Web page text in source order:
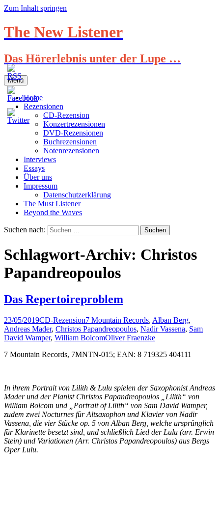
Zum Inhalt springen
The New Listener
Das Hörerlebnis unter der Lupe …
Menü
Home
Rezensionen
CD-Rezension
Konzertrezensionen
DVD-Rezensionen
Buchrezensionen
Notenrezensionen
Interviews
Essays
Über uns
Impressum
Datenschutzerklärung
The Must Listener
Beyond the Waves
Suchen nach:
Schlagwort-Archiv: Christos
Papandreopoulos
Das Repertoireproblem
23/05/2019CD-Rezension7 Mountain Records, Alban Berg,
Andreas Mader, Christos Papandreopoulos, Nadir Vassena, Sam
David Wamper, William BolcomOliver Fraenzke
7 Mountain Records, 7MNTN-015; EAN: 8 719325 404111
In ihrem Portrait von Lilith & Lulu spielen der Saxophonist Andreas
Mader und der Pianist Christos Papandreopoulos „Lilith“ von
William Bolcom und „Portrait of Lilith“ von Sam David Wamper,
zudem zwei Nocturnes für Altsaxophon und Klavier von Nadir
Vassena, die vier Stücke op. 5 von Alban Berg, welche ursprünglich
für Klarinette besetzt sind, und schließlich Lied der Lulu (arr. Erwin
Stein) und Variationen (Arr. Christos Papandreopoulos) aus Bergs
Oper Lulu.